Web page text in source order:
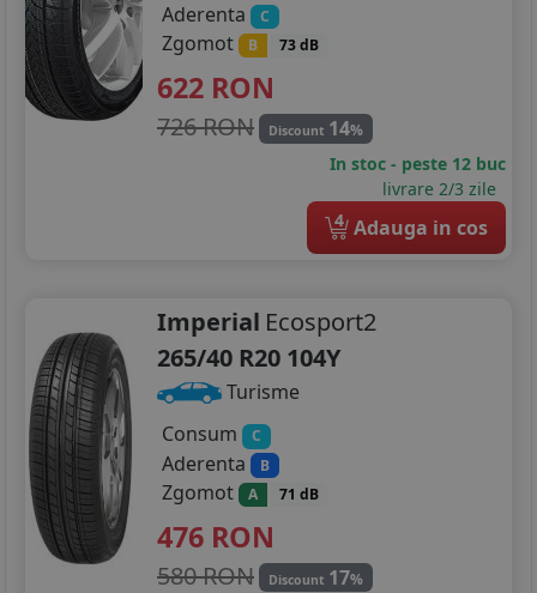
Aderenta C
Zgomot B 73 dB
622 RON
726 RON Discount 14%
In stoc - peste 12 buc
livrare 2/3 zile
4 Adauga in cos
Imperial Ecosport2
265/40 R20 104Y
Turisme
Consum
C
Aderenta B
Zgomot A 71 dB
476 RON
580 RON Discount 17%